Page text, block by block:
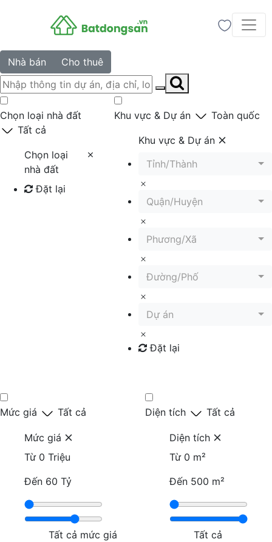
Nhà bán Cho thuê
Chọn loại nhà đất
Tất cả
Chọn loại
nhà đất
Đặt lại
Khu vực & Dự án Toàn quốc
Khu vực & Dự án
Tỉnh/Thành
Quận/Huyện
Phương/Xã
Đường/Phố
Dự án
Đặt lại
Mức giá Tất cả
Mức giá
Từ 0 Triệu
Đến 60 Tỷ
Tất cả mức giá
Diện tích Tất cả
Diện tích
Từ 0 m²
Đến 500 m²
Tất cả